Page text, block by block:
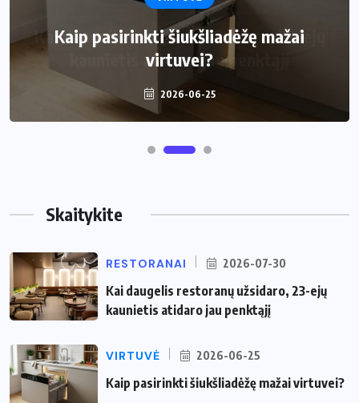
Kaip pasirinkti šiukšliadėžę mažai
virtuvei?
2026-06-25
Skaitykite
RESTORANAI 2026-07-30
Kai daugelis restoranų užsidaro, 23-ejų
kaunietis atidaro jau penktąjį
VIRTUVĖ 2026-06-25
Kaip pasirinkti šiukšliadėžę mažai virtuvei?